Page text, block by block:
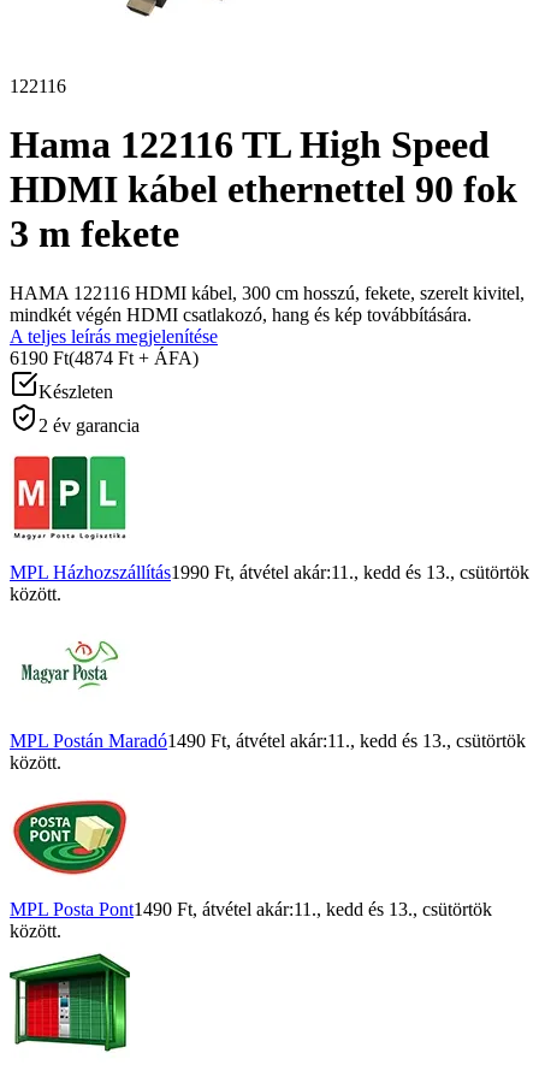
122116
Hama 122116 TL High Speed
HDMI kábel ethernettel 90 fok
3 m fekete
HAMA 122116 HDMI kábel, 300 cm hosszú, fekete, szerelt kivitel,
mindkét végén HDMI csatlakozó, hang és kép továbbítására.
A teljes leírás megjelenítése
6190 Ft(4874 Ft + ÁFA)
Készleten
2 év garancia
MPL Házhozszállítás1990 Ft, átvétel akár:11., kedd és 13., csütörtök
között.
MPL Postán Maradó1490 Ft, átvétel akár:11., kedd és 13., csütörtök
között.
MPL Posta Pont1490 Ft, átvétel akár:11., kedd és 13., csütörtök
között.